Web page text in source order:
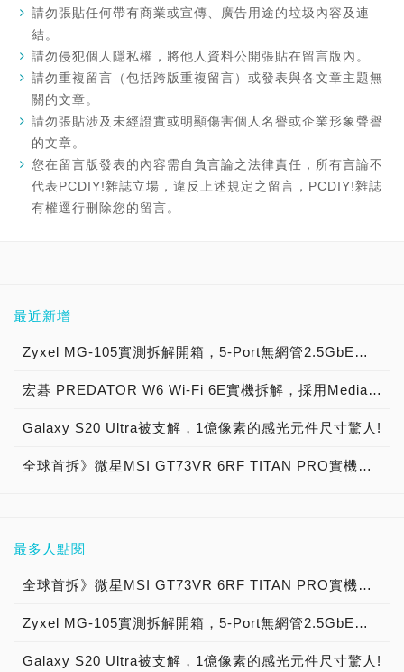
請勿張貼任何帶有商業或宣傳、廣告用途的垃圾內容及連
結。
請勿侵犯個人隱私權，將他人資料公開張貼在留言版內。
請勿重複留言（包括跨版重複留言）或發表與各文章主題無
關的文章。
請勿張貼涉及未經證實或明顯傷害個人名譽或企業形象聲譽
的文章。
您在留言版發表的內容需自負言論之法律責任，所有言論不
代表PCDIY!雜誌立場，違反上述規定之留言，PCDIY!雜誌
有權逕行刪除您的留言。
最近新增
Zyxel MG-105實測拆解開箱，5-Port無網管2.5GbE無風扇金屬殼交換器！
宏碁 PREDATOR W6 Wi-Fi 6E實機拆解，採用MediaTek Filogic 830 MT7915A解決方案 用料紮實布局縝密 電競無線路由器頂尖之作！
Galaxy S20 Ultra被支解，1億像素的感光元件尺寸驚人!
全球首拆》微星MSI GT73VR 6RF TITAN PRO實機拆解，GeForce GTX 1080史上最強電競筆電！
最多人點閱
全球首拆》微星MSI GT73VR 6RF TITAN PRO實機拆解，GeForce GTX 1080史上最強電競筆電！
Zyxel MG-105實測拆解開箱，5-Port無網管2.5GbE無風扇金屬殼交換器！
Galaxy S20 Ultra被支解，1億像素的感光元件尺寸驚人!